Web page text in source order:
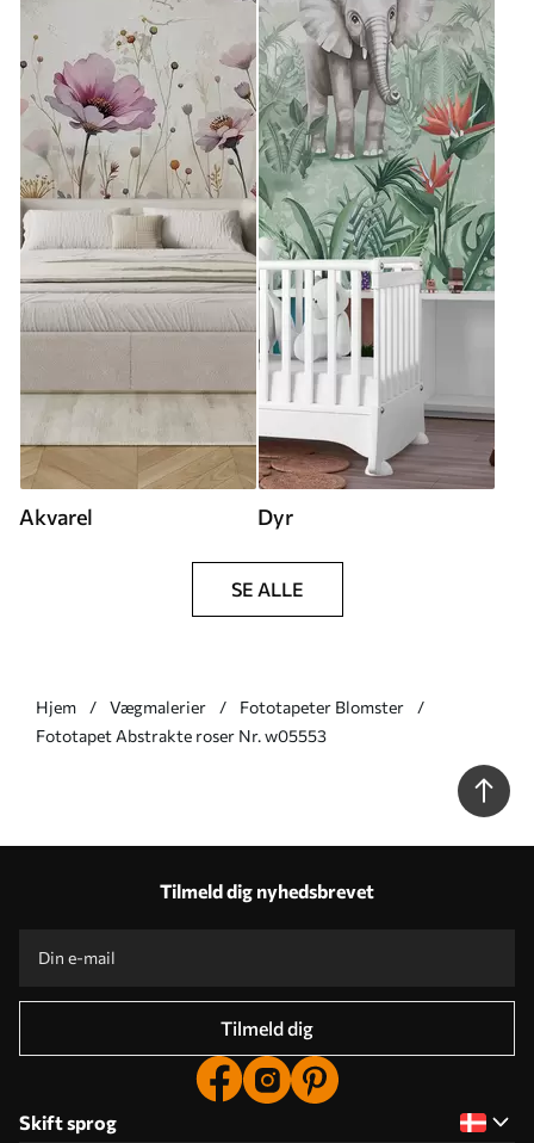
Akvarel Dyr
SE ALLE
Hjem Vægmalerier
Fototapeter Blomster
Fototapet Abstrakte roser Nr. w05553
Tilmeld dig nyhedsbrevet
Tilmeld dig
Skift sprog